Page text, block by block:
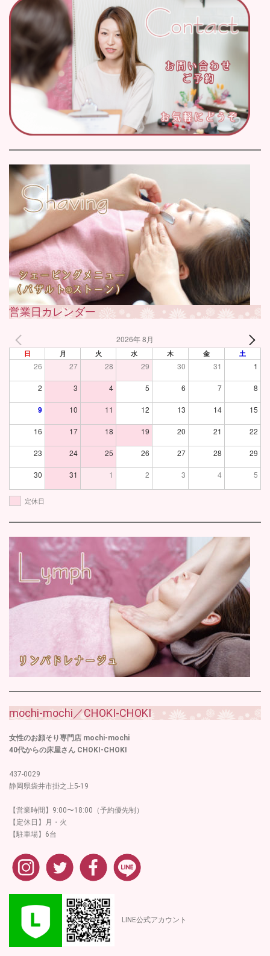
営業日カレンダー
2026年 8月
日 月 火 水 木 金 土
26 27 28 29 30 31 1
2 3 4 5 6 7 8
9 10 11 12 13 14 15
16 17 18 19 20 21 22
23 24 25 26 27 28 29
30 31 1 2 3 4 5
定休日
mochi-mochi／CHOKI-CHOKI
女性のお顔そり専門店 mochi-mochi
40代からの床屋さん CHOKI-CHOKI
437-0029
静岡県袋井市掛之上5-19
【営業時間】9:00〜18:00（予約優先制）
【定休日】月・火
【駐車場】6台
LINE公式アカウント